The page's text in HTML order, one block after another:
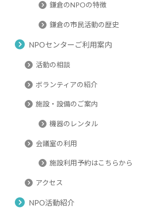
鎌倉のNPOの特徴
鎌倉の市民活動の歴史
NPOセンターご利用案内
活動の相談
ボランティアの紹介
施設・設備のご案内
機器のレンタル
会議室の利用
施設利用予約はこちらから
アクセス
NPO活動紹介